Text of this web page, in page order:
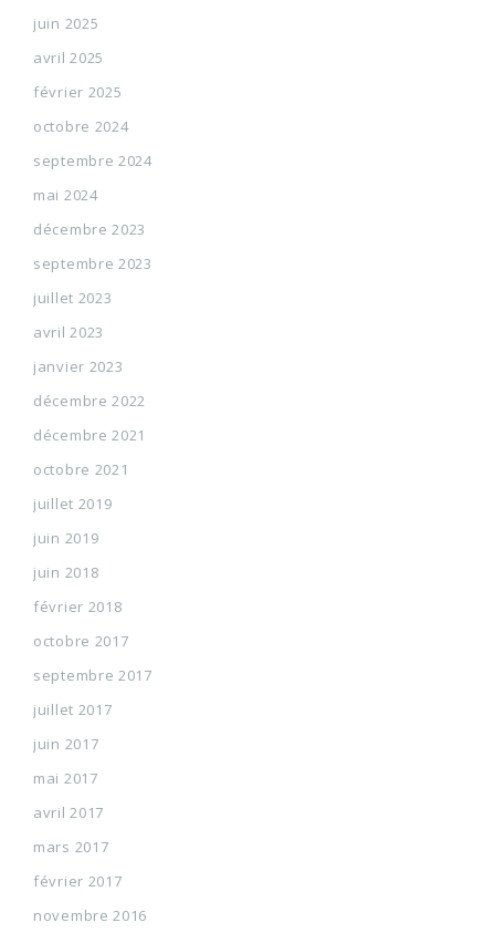
juin 2025
avril 2025
février 2025
octobre 2024
septembre 2024
mai 2024
décembre 2023
septembre 2023
juillet 2023
avril 2023
janvier 2023
décembre 2022
décembre 2021
octobre 2021
juillet 2019
juin 2019
juin 2018
février 2018
octobre 2017
septembre 2017
juillet 2017
juin 2017
mai 2017
avril 2017
mars 2017
février 2017
novembre 2016